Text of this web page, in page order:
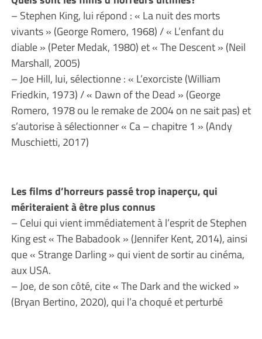
– Stephen King, lui répond : « La nuit des morts
vivants » (George Romero, 1968) / « L’enfant du
diable » (Peter Medak, 1980) et « The Descent » (Neil
Marshall, 2005)
– Joe Hill, lui, sélectionne : « L’exorciste (William
Friedkin, 1973) / « Dawn of the Dead » (George
Romero, 1978 ou le remake de 2004 on ne sait pas) et
s’autorise à sélectionner « Ca – chapitre 1 » (Andy
Muschietti, 2017)
Les films d’horreurs passé trop inaperçu, qui
mériteraient à être plus connus
– Celui qui vient immédiatement à l’esprit de Stephen
King est « The Babadook » (Jennifer Kent, 2014), ainsi
que « Strange Darling » qui vient de sortir au cinéma,
aux USA.
– Joe, de son côté, cite « The Dark and the wicked »
(Bryan Bertino, 2020), qui l’a choqué et perturbé